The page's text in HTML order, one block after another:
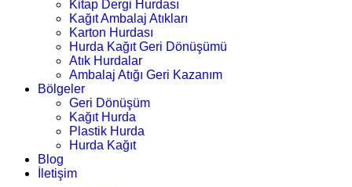
Kitap Dergi Hurdası
Kağıt Ambalaj Atıkları
Karton Hurdası
Hurda Kağıt Geri Dönüşümü
Atık Hurdalar
Ambalaj Atığı Geri Kazanım
Bölgeler
Geri Dönüşüm
Kağıt Hurda
Plastik Hurda
Hurda Kağıt
Blog
İletişim